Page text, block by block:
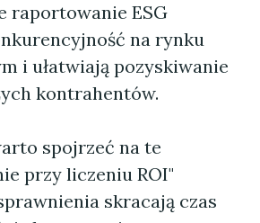
raportowanie ESG
na rynku
i ułatwiają pozyskiwanie
kontrahentów.
spojrzeć na te
przy liczeniu ROI"
skracają czas